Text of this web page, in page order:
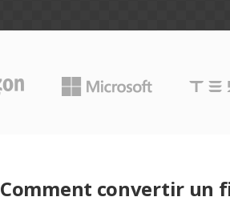
Comment convertir un